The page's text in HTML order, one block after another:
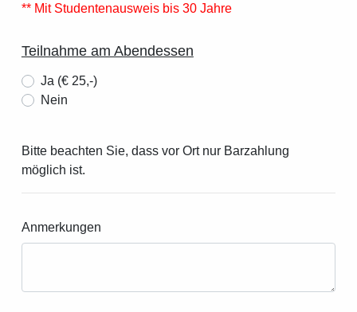
** Mit Studentenausweis bis 30 Jahre
Teilnahme am Abendessen
Ja (€ 25,-)
Nein
Bitte beachten Sie, dass vor Ort nur Barzahlung
möglich ist.
Anmerkungen